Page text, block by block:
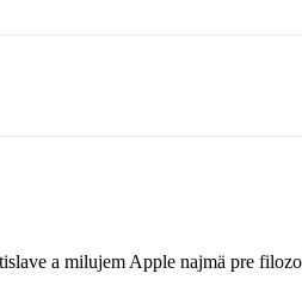
a milujem Apple najmä pre